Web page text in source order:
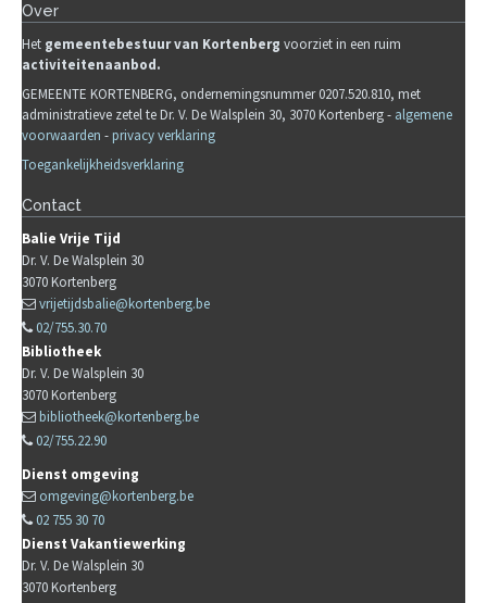
Over
Het gemeentebestuur van Kortenberg voorziet in een ruim
activiteitenaanbod.
GEMEENTE KORTENBERG, ondernemingsnummer 0207.520.810, met
administratieve zetel te Dr. V. De Walsplein 30, 3070 Kortenberg - algemene
voorwaarden -privacy verklaring
Toegankelijkheidsverklaring
Contact
Balie Vrije Tijd
Dr. V. De Walsplein 30
3070Kortenberg
vrijetijdsbalie@kortenberg.be
02/755.30.70
Bibliotheek
Dr. V. De Walsplein 30
3070Kortenberg
bibliotheek@kortenberg.be
02/755.22.90
Dienst omgeving
omgeving@kortenberg.be
02 755 30 70
Dienst Vakantiewerking
Dr. V. De Walsplein 30
3070Kortenberg